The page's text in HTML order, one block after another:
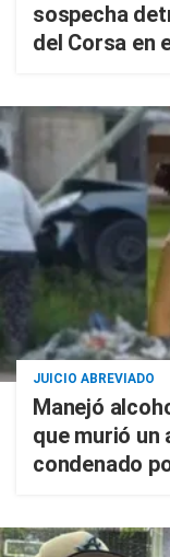
sospecha
del Corsa en
JUICIO ABREVIADO
Manejó
que murió un
condenado